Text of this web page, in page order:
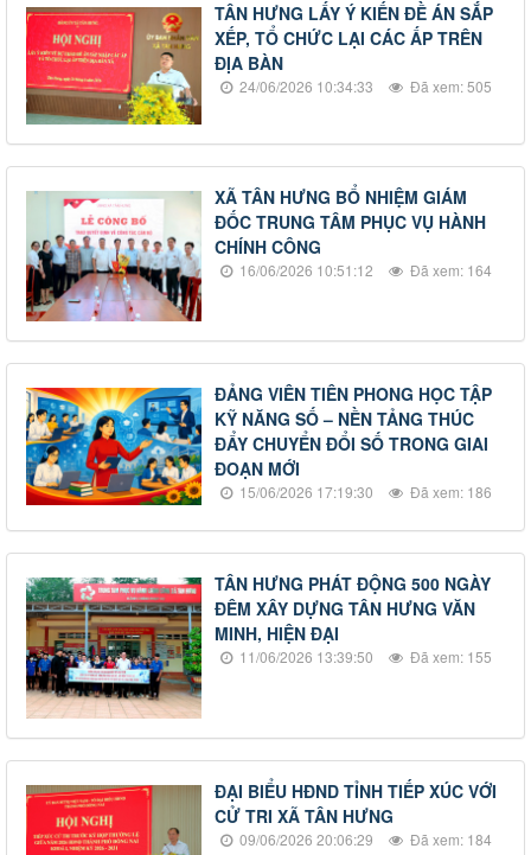
TÂN HƯNG LẤY Ý KIẾN ĐỀ ÁN SẮP
XẾP, TỔ CHỨC LẠI CÁC ẤP TRÊN
ĐỊA BÀN
24/06/2026 10:34:33 Đã xem: 505
XÃ TÂN HƯNG BỔ NHIỆM GIÁM
ĐỐC TRUNG TÂM PHỤC VỤ HÀNH
CHÍNH CÔNG
16/06/2026 10:51:12 Đã xem: 164
ĐẢNG VIÊN TIÊN PHONG HỌC TẬP
KỸ NĂNG SỐ – NỀN TẢNG THÚC
ĐẨY CHUYỂN ĐỔI SỐ TRONG GIAI
ĐOẠN MỚI
15/06/2026 17:19:30 Đã xem: 186
TÂN HƯNG PHÁT ĐỘNG 500 NGÀY
ĐÊM XÂY DỰNG TÂN HƯNG VĂN
MINH, HIỆN ĐẠI
11/06/2026 13:39:50 Đã xem: 155
ĐẠI BIỂU HĐND TỈNH TIẾP XÚC VỚI
CỬ TRI XÃ TÂN HƯNG
09/06/2026 20:06:29 Đã xem: 184